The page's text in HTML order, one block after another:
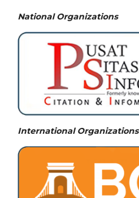
National Organizations
International Organizations